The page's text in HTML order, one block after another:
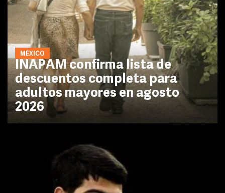
MÉXICO
INAPAM confirma lista de
descuentos completa para
adultos mayores en agosto
2026